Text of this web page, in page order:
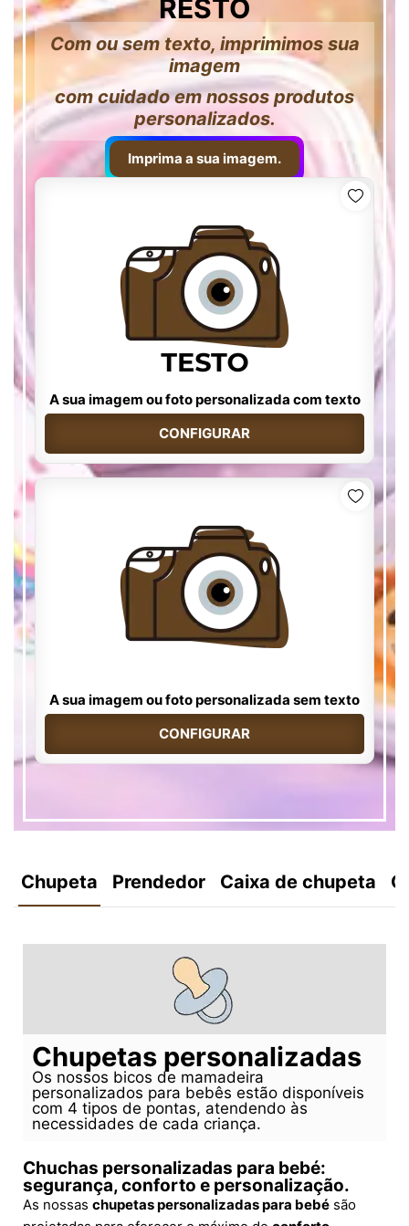
RESTO
Com ou sem texto, imprimimos sua
imagem
com cuidado em nossos produtos
personalizados.
Imprima a sua imagem.
A sua imagem ou foto personalizada com texto
CONFIGURAR
A sua imagem ou foto personalizada sem texto
CONFIGURAR
Chupeta Prendedor Caixa de chupeta
Chupetas personalizadas
Os nossos bicos de mamadeira
personalizados para bebês estão disponíveis
com 4 tipos de pontas, atendendo às
necessidades de cada criança.
Chuchas personalizadas para bebé:
segurança, conforto e personalização.
As nossas chupetas personalizadas para bebé são